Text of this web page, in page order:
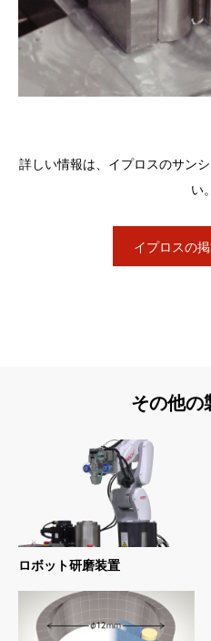
詳しい情報は、イプロスのサン
い。
イプロスの
その他の
ロボット研磨装置